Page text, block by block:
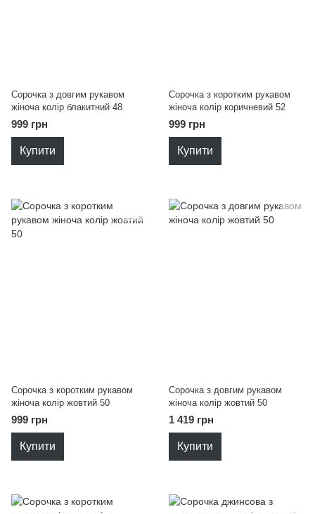
Сорочка з довгим рукавом
жіноча колір блакитний 48
999 грн
Купити
Сорочка з коротким рукавом
жіноча колір коричневий 52
999 грн
Купити
Сорочка з коротким рукавом
жіноча колір жовтий 50
999 грн
Купити
Сорочка з довгим рукавом
жіноча колір жовтий 50
1 419 грн
Купити